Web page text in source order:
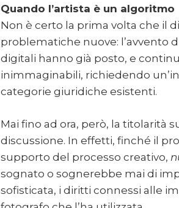
Quando l’artista è un algoritmo
Non è certo la prima volta che il
problematiche nuove: l’avvento
digitali hanno già posto, e
inimmaginabili, richiedendo
categorie giuridiche esistenti.
Mai fino ad ora, però, la titolarità
discussione. In effetti, finché il
supporto del processo creativo,
sognato o sognerebbe mai di
sofisticata, i diritti connessi alle